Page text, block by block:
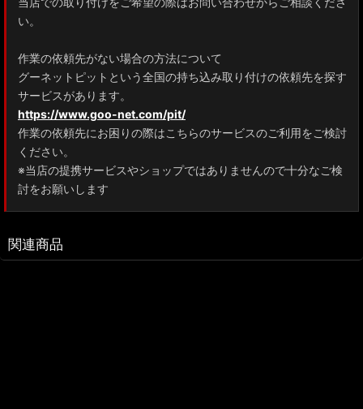
い。
作業の依頼先がない場合の方法について
グーネットピットという全国の持ち込み取り付けの依頼先を探す
サービスがあります。
https://www.goo-net.com/pit/
作業の依頼先にお困りの際はこちらのサービスのご利用をご検討
ください。
※当店の提携サービスやショップではありませんので十分なご検
討をお願いします
関連商品